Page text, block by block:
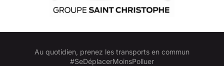
Au quotidien, prenez les transports en commun
#SeDéplacerMoinsPolluer